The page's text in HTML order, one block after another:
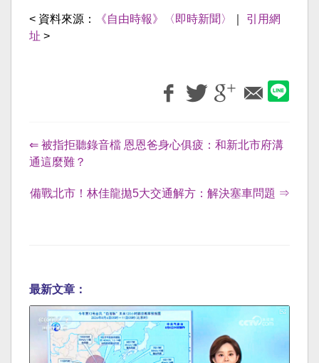
< 資料來源： 《自由時報》〈即時新聞〉
引用網
址 >
⇐ 被指拒聽錄音檔 恩恩爸身心俱疲：和新北市府溝
通這麼難？
備戰北市！林佳龍拋5大交通解方：解決塞車問題 ⇒
最新文章：